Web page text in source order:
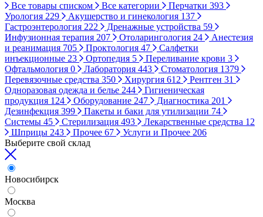
Все товары списком Все категории Перчатки 393
Урология 229 Акушерство и гинекология 137
Гастроэнтерология 222 Дренажные устройства 59
Инфузионная терапия 207 Отоларингология 24
Анестезия
и реанимация 705 Проктология 47
Салфетки
инъекционные 23 Ортопедия 5 Переливание крови 3
Офтальмология 0 Лаборатория 443 Стоматология 1379
Перевязочные средства 350 Хирургия 612 Рентген 31
Одноразовая одежда и белье 244
Гигиеническая
продукция 124 Оборудование 247 Диагностика 201
Дезинфекция 399 Пакеты и баки для утилизации 74
Системы 45 Стерилизация 493 Лекарственные средства 12
Шприцы 243 Прочее 67 Услуги и Прочее 206
Выберите свой склад
Новосибирск
Москва